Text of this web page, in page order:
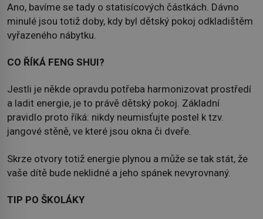
Ano, bavíme se tady o statisícových částkách. Dávno
minulé jsou totiž doby, kdy byl dětský pokoj odkladištěm
vyřazeného nábytku.
CO ŘÍKÁ FENG SHUI?
Jestli je někde opravdu potřeba harmonizovat prostředí
a ladit energie, je to právě dětský pokoj. Základní
pravidlo proto říká: nikdy neumisťujte postel k tzv.
jangové stěně, ve které jsou okna či dveře.
Skrze otvory totiž energie plynou a může se tak stát, že
vaše dítě bude neklidné a jeho spánek nevyrovnaný.
TIP PO ŠKOLÁKY